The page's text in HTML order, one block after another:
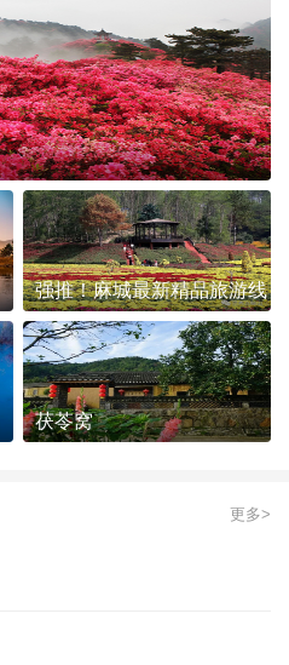
强推！麻城最新精品旅游线
路发布~
茯苓窝
更多>